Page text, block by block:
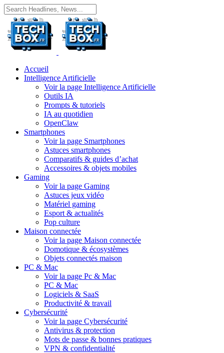
Accueil
Intelligence Artificielle
Voir la page Intelligence Artificielle
Outils IA
Prompts & tutoriels
IA au quotidien
OpenClaw
Smartphones
Voir la page Smartphones
Astuces smartphones
Comparatifs & guides d’achat
Accessoires & objets mobiles
Gaming
Voir la page Gaming
Astuces jeux vidéo
Matériel gaming
Esport & actualités
Pop culture
Maison connectée
Voir la page Maison connectée
Domotique & écosystèmes
Objets connectés maison
PC & Mac
Voir la page Pc & Mac
PC & Mac
Logiciels & SaaS
Productivité & travail
Cybersécurité
Voir la page Cybersécurité
Antivirus & protection
Mots de passe & bonnes pratiques
VPN & confidentialité